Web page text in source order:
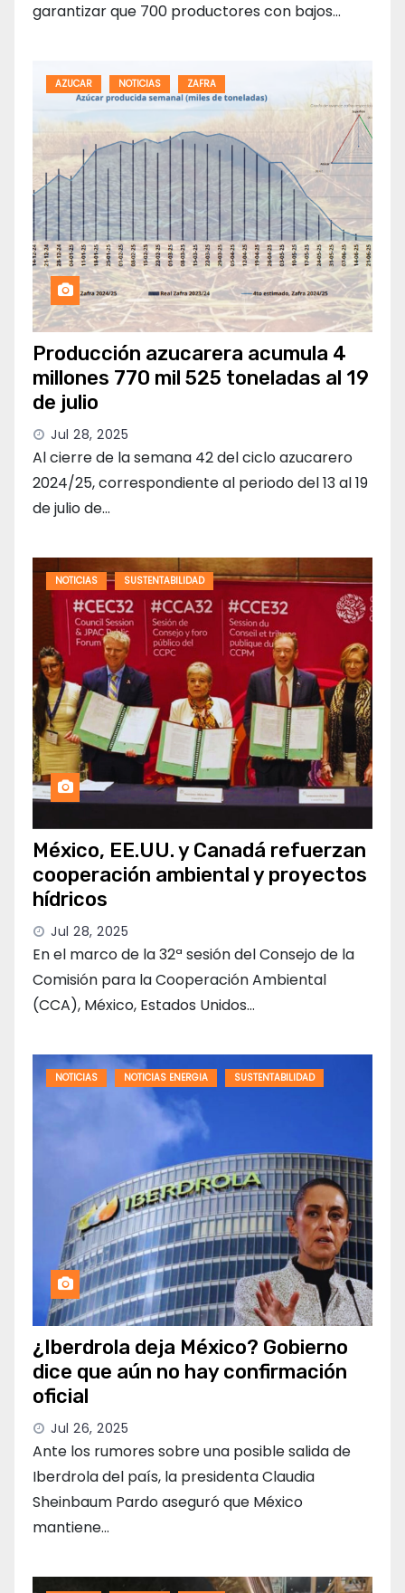
garantizar que 700 productores con bajos…
AZUCAR NOTICIAS ZAFRA
Producción azucarera acumula 4
millones 770 mil 525 toneladas al 19
de julio
Jul 28, 2025
Al cierre de la semana 42 del ciclo azucarero
2024/25, correspondiente al periodo del 13 al 19
de julio de…
NOTICIAS SUSTENTABILIDAD
México, EE.UU. y Canadá refuerzan
cooperación ambiental y proyectos
hídricos
Jul 28, 2025
En el marco de la 32ª sesión del Consejo de la
Comisión para la Cooperación Ambiental
(CCA), México, Estados Unidos…
NOTICIAS NOTICIAS ENERGIA SUSTENTABILIDAD
¿Iberdrola deja México? Gobierno
dice que aún no hay confirmación
oficial
Jul 26, 2025
Ante los rumores sobre una posible salida de
Iberdrola del país, la presidenta Claudia
Sheinbaum Pardo aseguró que México
mantiene…